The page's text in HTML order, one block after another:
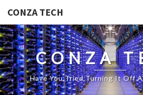
CONZA TECH
CONZA
Have You Tried Turning It Off